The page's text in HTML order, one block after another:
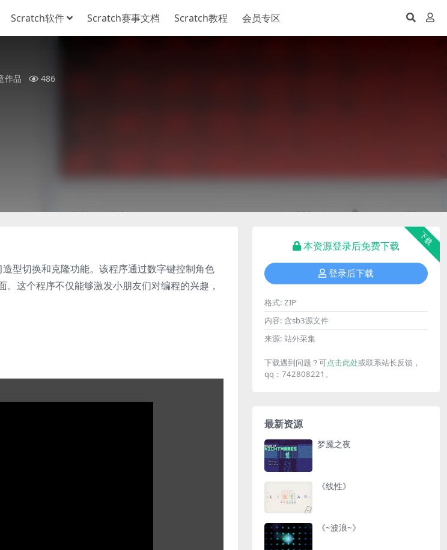
Scratch软件 Scratch赛事文档 Scratch教程 会员专区
作品
486
型切换和克隆功能。该程序通过数字键控制角色
这个程序不仅能够激发小朋友们对编程的兴趣，
下载
本资源登录后免费下载
登录后下载
格式: ZIP
内容: 含sb3源文件
来源: 站外采集
下载遇到问题？可点击此处或联系站长反馈，
qq：742808221。
最新资源
梦魇之夜
《线性》
《~波浪~》